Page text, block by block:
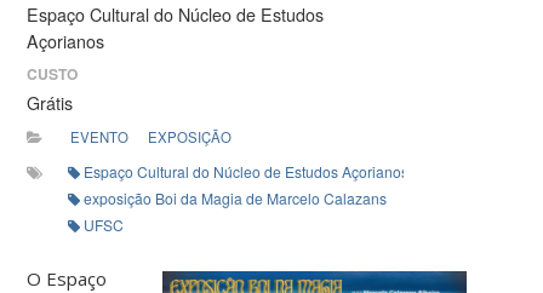
Espaço Cultural do Núcleo de Estudos
Açorianos
CUSTO
Grátis
EVENTO EXPOSIÇÃO
Espaço Cultural do Núcleo de Estudos Açorianos (NEA)
exposição Boi da Magia de Marcelo Calazans
UFSC
O Espaço